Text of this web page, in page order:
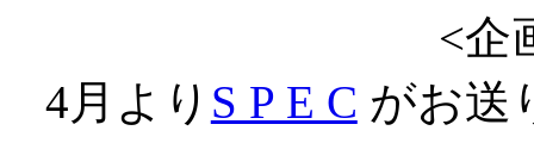
<企
4月より S P E C がお送